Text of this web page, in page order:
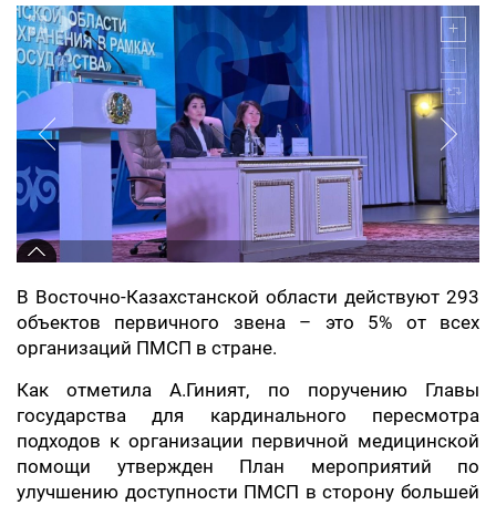
В Восточно-Казахстанской области действуют 293
объектов первичного звена – это 5% от всех
организаций ПМСП в стране.
Как отметила А.Гиният, по поручению Главы
государства для кардинального пересмотра
подходов к организации первичной медицинской
помощи утвержден План мероприятий по
улучшению доступности ПМСП в сторону большей